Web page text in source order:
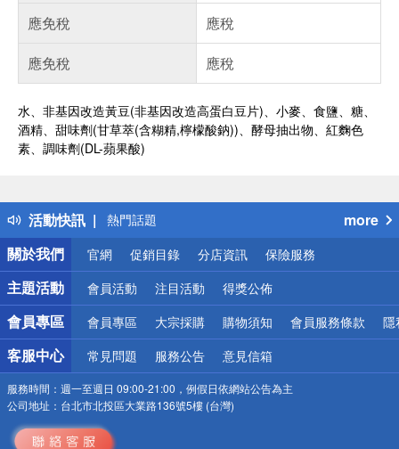
應免稅
應稅
應免稅
應稅
水、非基因改造黃豆(非基因改造高蛋白豆片)、小麥、食鹽、糖、
酒精、甜味劑(甘草萃(含糊精,檸檬酸鈉))、酵母抽出物、紅麴色
素、調味劑(DL-蘋果酸)
活動快訊
得獎公告
熱門話題
銀行優惠
偏遠地區配送
詐騙網頁！請小心！
more
關於我們
官網 促銷目錄 分店資訊 保險服務
主題活動 會員活動 注目活動 得獎公佈
會員專區 會員專區 大宗採購 購物須知 會員服務條款 隱
客服中心 常見問題 服務公告 意見信箱
服務時間： 週一至週日 09:00-21:00，例假日依網站公告為主
公司地址： 台北市北投區大業路136號5樓 (台灣)